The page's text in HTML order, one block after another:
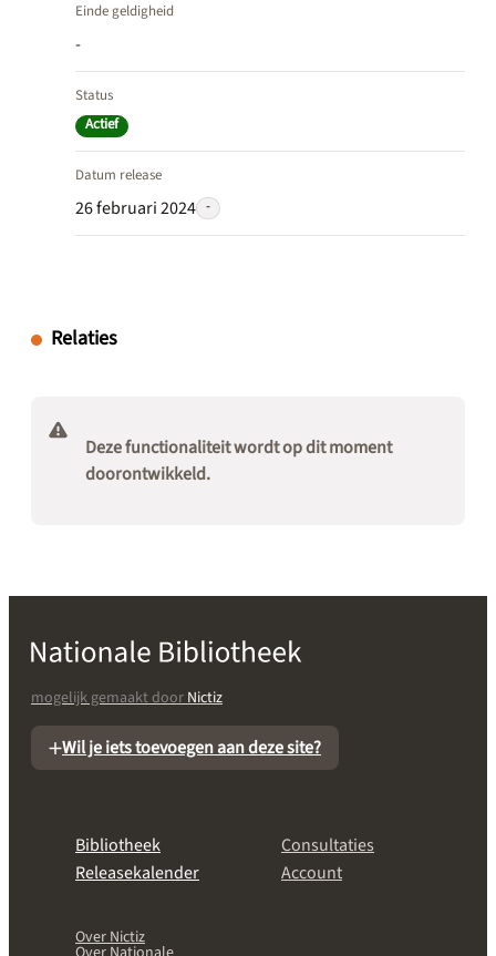
Einde geldigheid
-
Status
Actief
Datum release
26 februari 2024 -
Relaties
Deze functionaliteit wordt op dit moment
doorontwikkeld.
mogelijk gemaakt doorNictiz
Wil je iets toevoegen aan deze site?
Bibliotheek
Releasekalender
Consultaties
Account
Over Nictiz